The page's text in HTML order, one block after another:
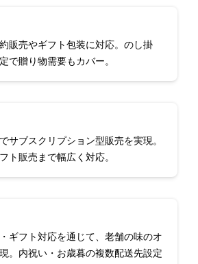
販売やギフト包装に対応。のし掛
で贈り物需要もカバー。
サブスクリプション型販売を実現。
ト販売まで幅広く対応。
ギフト対応を通じて、老舗の味のオ
。内祝い・お歳暮の複数配送先設定